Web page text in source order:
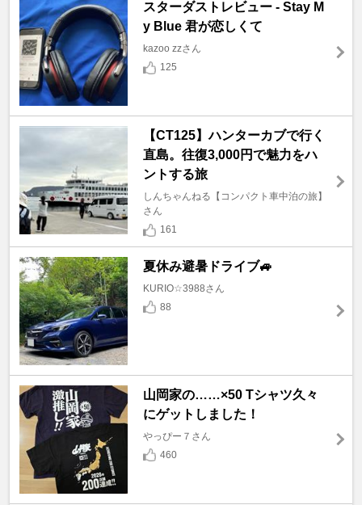
スターダストレビュー - Stay M
y Blue 君が恋しくて
kazoo zzさん
125
【CT125】ハンターカブで行く
直島。往復3,000円で魅力をハ
ントする旅
しんちゃんねる【コンパクト車中泊の旅】
さん
161
夏休み避暑ドライブ🚙
KURIO☆3988さん
88
山岡家の……×50 Tシャツ久々
にゲットしました！
やっぴー７さん
460